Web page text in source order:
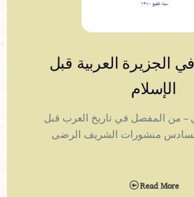
الجزيرة العربية قبل
الإسلام
– من المفصل في تاريخ العرب قبل
السادس منشورات الشريف الرضى
Read More